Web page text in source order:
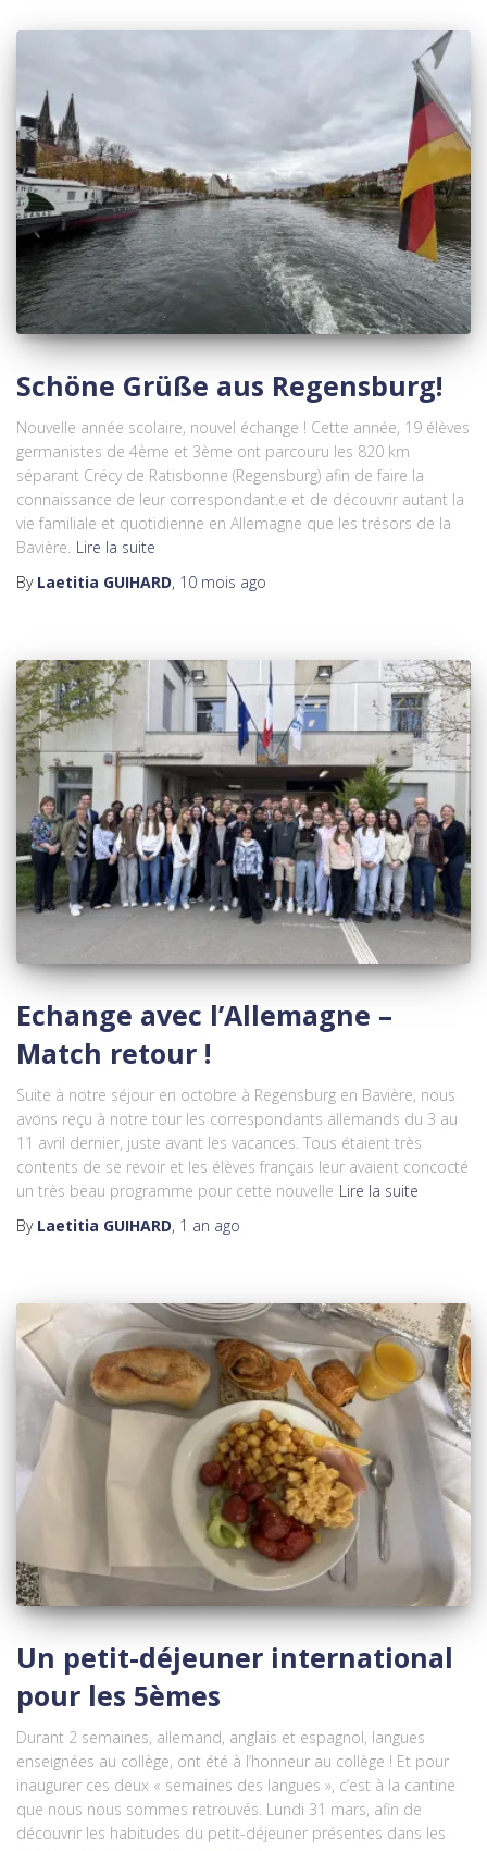
Schöne Grüße aus Regensburg!
Nouvelle année scolaire, nouvel échange ! Cette année, 19 élèves
germanistes de 4ème et 3ème ont parcouru les 820 km
séparant Crécy de Ratisbonne (Regensburg) afin de faire la
connaissance de leur correspondant.e et de découvrir autant la
vie familiale et quotidienne en Allemagne que les trésors de la
Bavière. Lire la suite
By Laetitia GUIHARD, 10 mois ago
Echange avec l’Allemagne –
Match retour !
Suite à notre séjour en octobre à Regensburg en Bavière, nous
avons reçu à notre tour les correspondants allemands du 3 au
11 avril dernier, juste avant les vacances. Tous étaient très
contents de se revoir et les élèves français leur avaient concocté
un très beau programme pour cette nouvelle Lire la suite
By Laetitia GUIHARD, 1 an ago
Un petit-déjeuner international
pour les 5èmes
Durant 2 semaines, allemand, anglais et espagnol, langues
enseignées au collège, ont été à l’honneur au collège ! Et pour
inaugurer ces deux « semaines des langues », c’est à la cantine
que nous nous sommes retrouvés. Lundi 31 mars, afin de
découvrir les habitudes du petit-déjeuner présentes dans les